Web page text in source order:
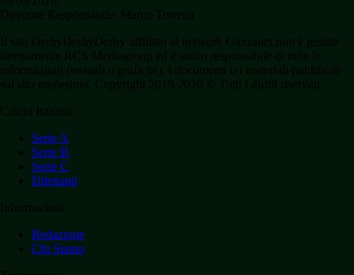
Serie A
Serie B
Serie C
Dilettanti
Redazione
Chi Siamo